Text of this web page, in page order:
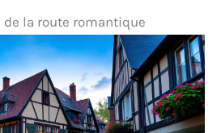
la route romantique